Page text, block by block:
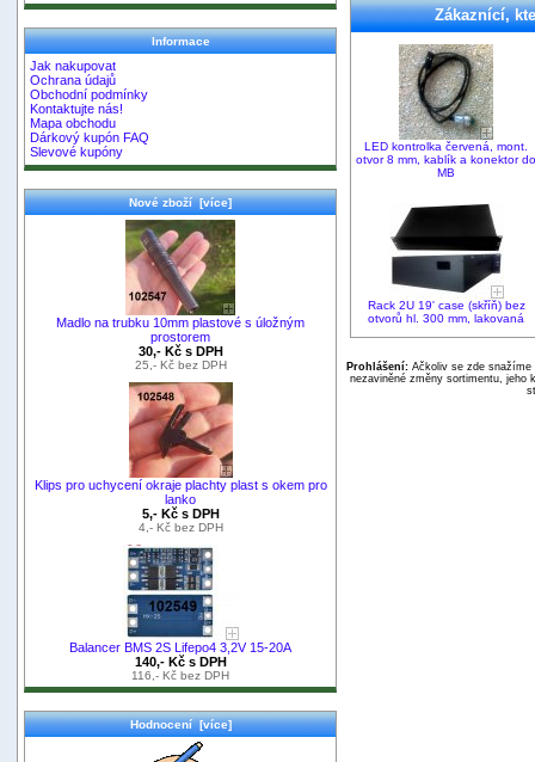
Informace
Jak nakupovat
Ochrana údajů
Obchodní podmínky
Kontaktujte nás!
Mapa obchodu
Dárkový kupón FAQ
Slevové kupóny
Nové zboží [více]
Madlo na trubku 10mm plastové s úložným
prostorem
30,- Kč s DPH
25,- Kč bez DPH
Klips pro uchycení okraje plachty plast s okem pro
lanko
5,- Kč s DPH
4,- Kč bez DPH
Balancer BMS 2S Lifepo4 3,2V 15-20A
140,- Kč s DPH
116,- Kč bez DPH
Hodnocení [více]
Zákaznící,
LED kontrolka červená, mont.
otvor 8 mm, kablík a konektor
MB
Rack 2U 19' case (skříň) bez
otvorů hl. 300 mm, lakovaná
Prohlášení:Ačkoliv se zde snažíme
nezaviněné změny sortimentu, jeho